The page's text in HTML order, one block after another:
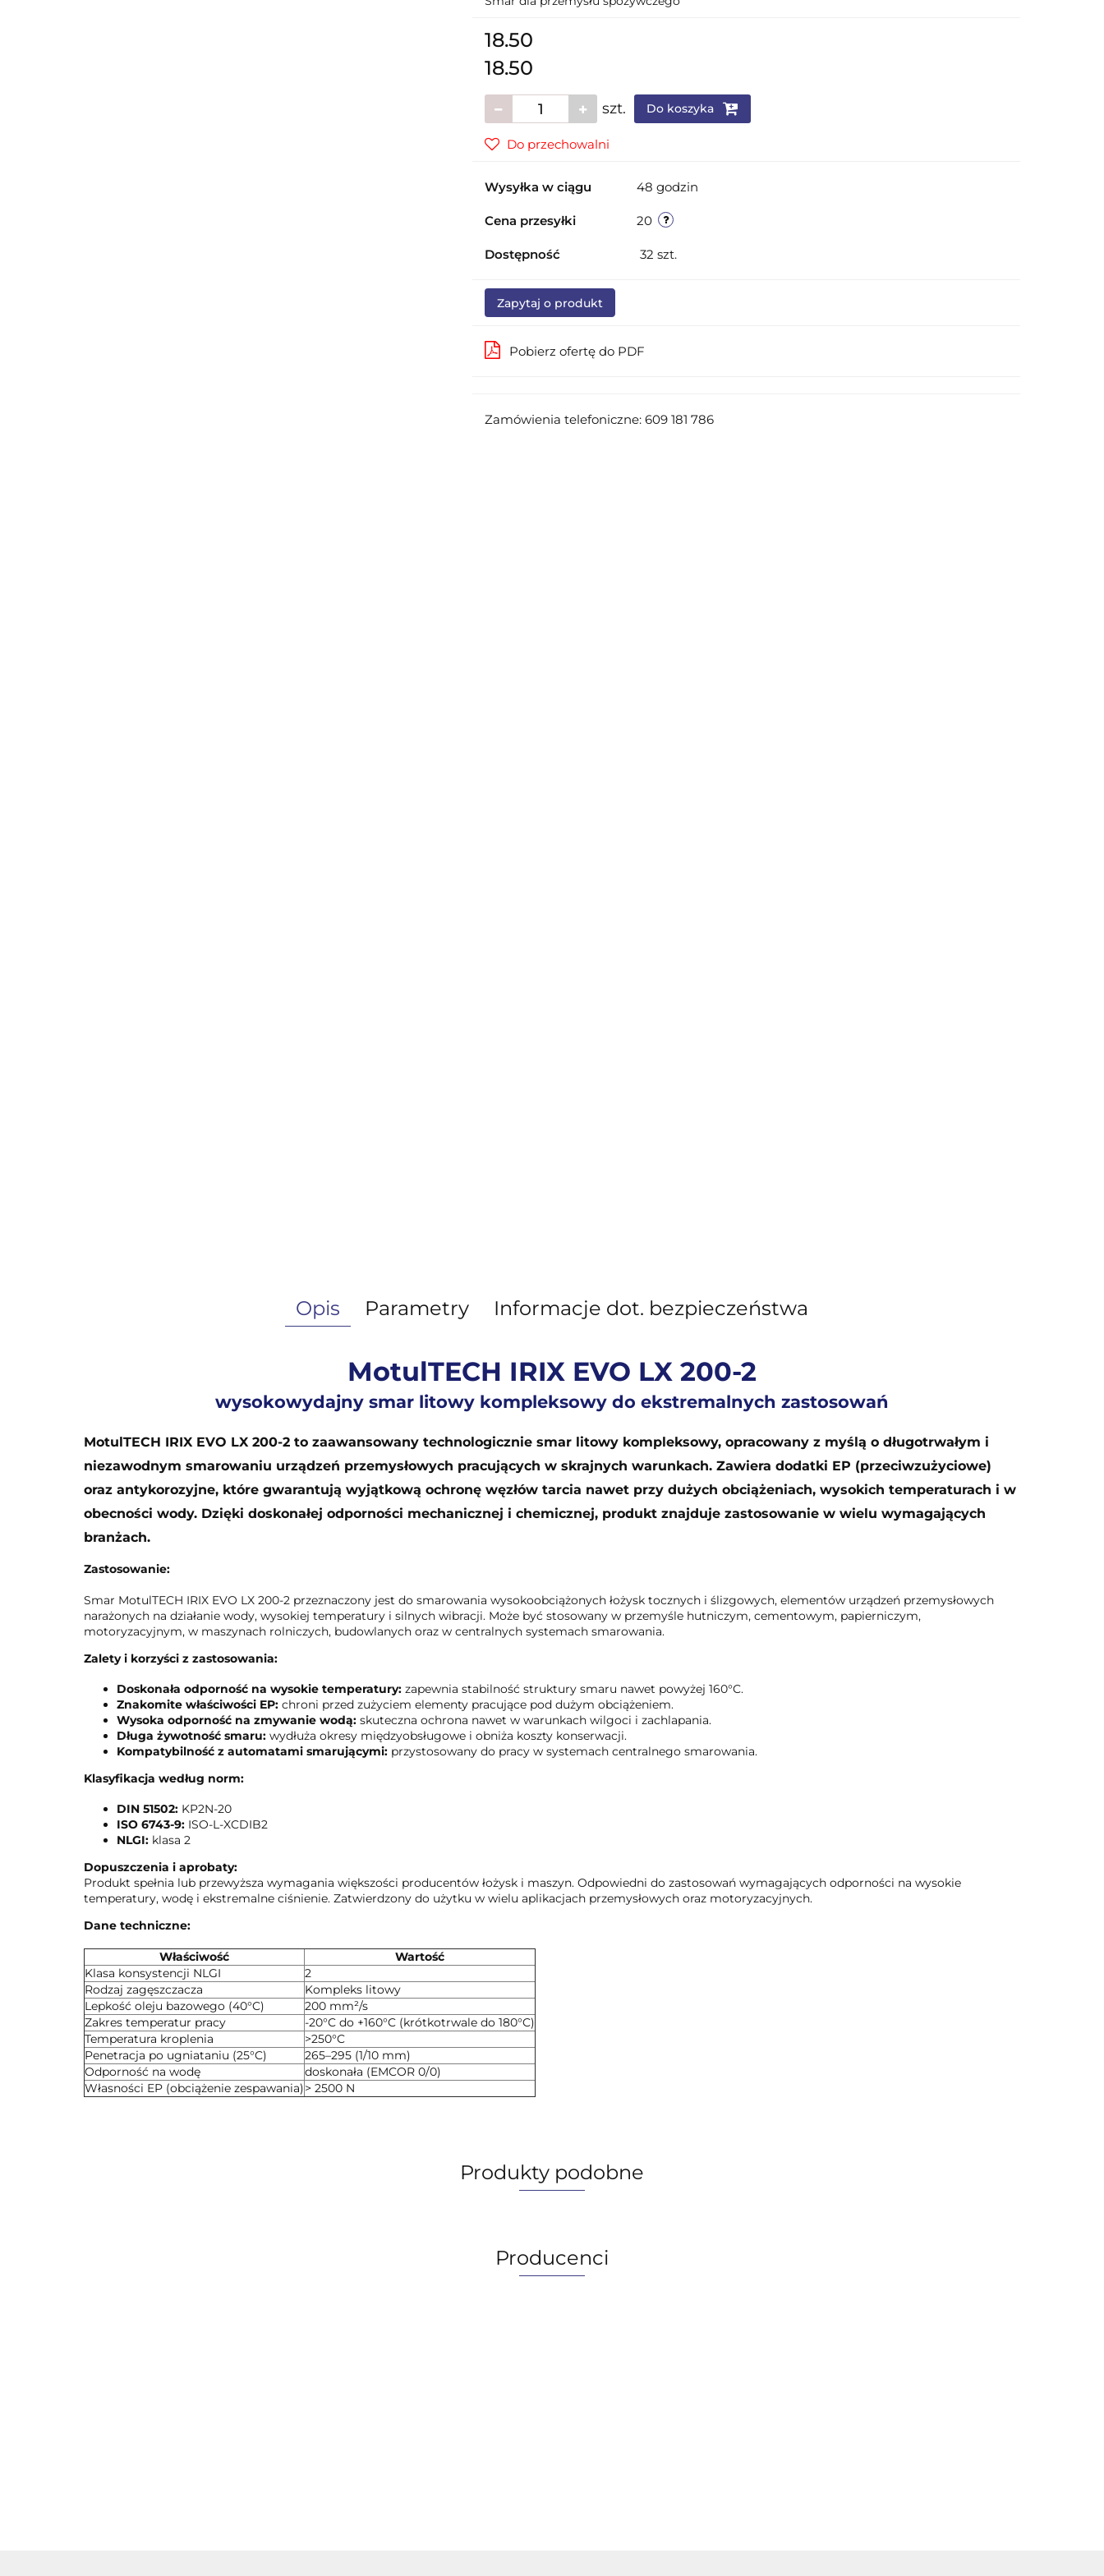
18.50
18.50
szt. Do koszyka
Do przechowalni
Wysyłka w ciągu 48 godzin
Cena przesyłki 20
Dostępność 32 szt.
Zapytaj o produkt
Pobierz ofertę do PDF
Zamówienia telefoniczne: 609 181 786
Opis Parametry Informacje dot. bezpieczeństwa
MotulTECH IRIX EVO LX 200-2
wysokowydajny smar litowy kompleksowy do ekstremalnych zastosowań
MotulTECH IRIX EVO LX 200-2 to zaawansowany technologicznie smar litowy kompleksowy, opracowany z myślą o długotrwałym i
niezawodnym smarowaniu urządzeń przemysłowych pracujących w skrajnych warunkach. Zawiera dodatki EP (przeciwzużyciowe)
oraz antykorozyjne, które gwarantują wyjątkową ochronę węzłów tarcia nawet przy dużych obciążeniach, wysokich temperaturach i w
obecności wody. Dzięki doskonałej odporności mechanicznej i chemicznej, produkt znajduje zastosowanie w wielu wymagających
branżach.
Zastosowanie:
Smar MotulTECH IRIX EVO LX 200-2 przeznaczony jest do smarowania wysokoobciążonych łożysk tocznych i ślizgowych, elementów urządzeń przemysłowych
narażonych na działanie wody, wysokiej temperatury i silnych wibracji. Może być stosowany w przemyśle hutniczym, cementowym, papierniczym,
motoryzacyjnym, w maszynach rolniczych, budowlanych oraz w centralnych systemach smarowania.
Zalety i korzyści z zastosowania:
Doskonała odporność na wysokie temperatury: zapewnia stabilność struktury smaru nawet powyżej 160°C.
Znakomite właściwości EP: chroni przed zużyciem elementy pracujące pod dużym obciążeniem.
Wysoka odporność na zmywanie wodą: skuteczna ochrona nawet w warunkach wilgoci i zachlapania.
Długa żywotność smaru: wydłuża okresy międzyobsługowe i obniża koszty konserwacji.
Kompatybilność z automatami smarującymi: przystosowany do pracy w systemach centralnego smarowania.
Klasyfikacja według norm:
DIN 51502: KP2N-20
ISO 6743-9: ISO-L-XCDIB2
NLGI: klasa 2
Dopuszczenia i aprobaty:
Produkt spełnia lub przewyższa wymagania większości producentów łożysk i maszyn. Odpowiedni do zastosowań wymagających odporności na wysokie
temperatury, wodę i ekstremalne ciśnienie. Zatwierdzony do użytku w wielu aplikacjach przemysłowych oraz motoryzacyjnych.
Dane techniczne:
Właściwość
Wartość
Klasa konsystencji NLGI
2
Rodzaj zagęszczacza
Kompleks litowy
Lepkość oleju bazowego (40°C)
200 mm²/s
Zakres temperatur pracy
-20°C do +160°C (krótkotrwale do 180°C)
Temperatura kroplenia
>250°C
Penetracja po ugniataniu (25°C)
265–295 (1/10 mm)
Odporność na wodę
doskonała (EMCOR 0/0)
Własności EP (obciążenie zespawania)> 2500 N
Produkty podobne
Producenci